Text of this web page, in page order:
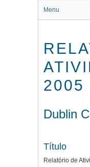
Menu
2005
Dublin
Título
Relatório de